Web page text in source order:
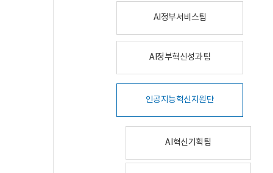
AI정부서비스팀
AI정부혁신성과팀
인공지능혁신지원단
AI혁신기획팀